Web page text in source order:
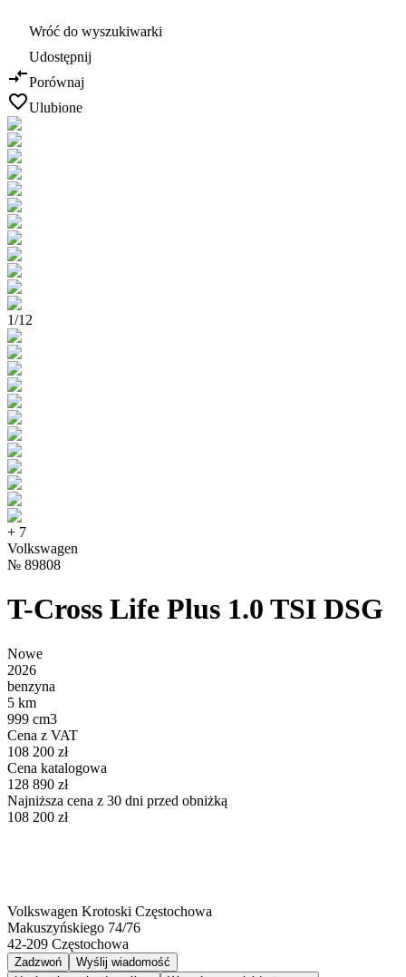
Wróć do wyszukiwarki
Udostępnij
Porównaj
Ulubione
1/12
+ 7
Volkswagen
№ 89808
T-Cross Life Plus 1.0 TSI DSG
Nowe
2026
benzyna
5 km
999 cm3
Cena z VAT
108 200 zł
Cena katalogowa
128 890 zł
Najniższa cena z 30 dni przed obniżką
108 200 zł
Volkswagen Krotoski Częstochowa
Makuszyńskiego 74/76
42-209 Częstochowa
Zadzwoń
Wyślij wiadomość